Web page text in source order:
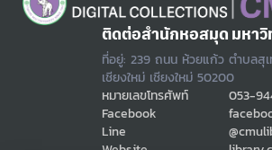
ติดต่อสำนักหอสมุด มหาวิ
ที่อยู่: 239 ถนน ห้วยแก้ว ตำบลสุเ
เชียงใหม่ เชียงใหม่ 50200
หมายเลขโทรศัพท์ 053-
Facebook
Line